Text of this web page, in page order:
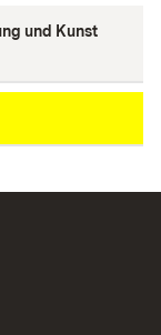
und Kunst